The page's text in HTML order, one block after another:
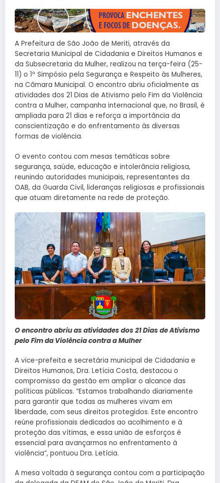
A Prefeitura de São João de Meriti, através da
Secretaria Municipal de Cidadania e Direitos Humanos e
da Subsecretaria da Mulher, realizou na terça-feira (25-
11) o 1º Simpósio pela Segurança e Respeito às Mulheres,
na Câmara Municipal. O encontro abriu oficialmente as
atividades dos 21 Dias de Ativismo pelo Fim da Violência
contra a Mulher, campanha internacional que, no Brasil, é
ampliada para 21 dias e reforça a importância da
conscientização e do enfrentamento às diversas
formas de violência.
O evento contou com mesas temáticas sobre
segurança, saúde, educação e intolerância religiosa,
reunindo autoridades municipais, representantes da
OAB, da Guarda Civil, lideranças religiosas e profissionais
que atuam diretamente na rede de proteção.
O encontro abriu as atividades dos 21 Dias de Ativismo
pelo Fim da Violência contra a Mulher
A vice-prefeita e secretária municipal de Cidadania e
Direitos Humanos, Dra. Letícia Costa, destacou o
compromisso da gestão em ampliar o alcance das
políticas públicas. “Estamos trabalhando diariamente
para garantir que todas as mulheres vivam em
liberdade, com seus direitos protegidos. Este encontro
reúne profissionais dedicados ao acolhimento e à
proteção das vítimas, e essa união de esforços é
essencial para avançarmos no enfrentamento à
violência”, pontuou Dra. Letícia.
A mesa voltada à segurança contou com a participação